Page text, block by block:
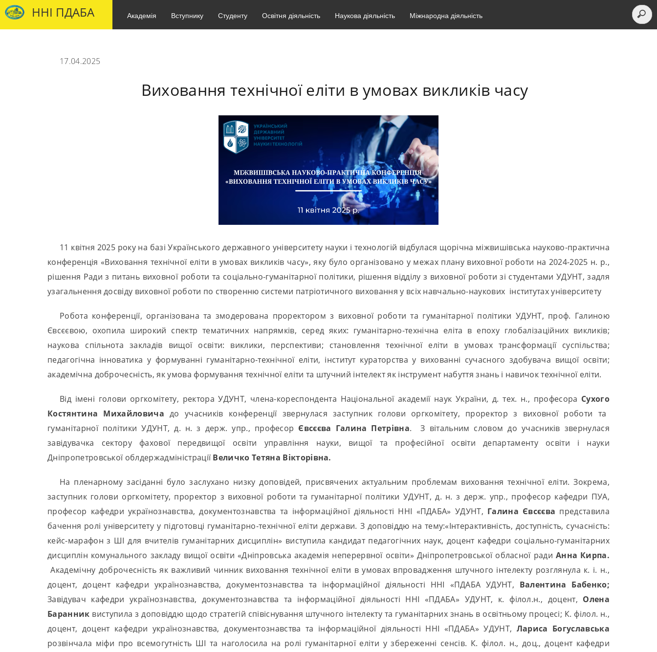
ННІ ПДАБА Академія Вступнику Студенту Освітня діяльність Наукова діяльність Міжнародна діяльність
17.04.2025
Виховання технічної еліти в умовах викликів часу
11 квітня 2025 року на базі Українського державного університету науки і технологій відбулася щорічна міжвишівська науково-практична
конференція «Виховання технічної еліти в умовах викликів часу», яку було організовано у межах плану виховної роботи на 2024-2025 н. р.,
рішення Ради з питань виховної роботи та соціально-гуманітарної політики, рішення відділу з виховної роботи зі студентами УДУНТ, задля
узагальнення досвіду виховної роботи по створенню системи патріотичного виховання у всіх навчально-наукових інститутах університету
Робота конференції, організована та змодерована проректором з виховної роботи та гуманітарної політики УДУНТ, проф. Галиною
Євсєєвою, охопила широкий спектр тематичних напрямків, серед яких: гуманітарно-технічна еліта в епоху глобалізаційних викликів;
наукова спільнота закладів вищої освіти: виклики, перспективи; становлення технічної еліти в умовах трансформації суспільства;
педагогічна інноватика у формуванні гуманітарно-технічної еліти, інститут кураторства у вихованні сучасного здобувача вищої освіти;
академічна доброчесність, як умова формування технічної еліти та штучний інтелект як інструмент набуття знань і навичок технічної еліти.
Від імені голови оргкомітету, ректора УДУНТ, члена-кореспондента Національної академії наук України, д. тех. н., професора Сухого
Костянтина Михайловича до учасників конференції звернулася заступник голови оргкомітету, проректор з виховної роботи та
гуманітарної політики УДУНТ, д. н. з держ. упр., професор Євсєєва Галина Петрівна. З вітальним словом до учасників звернулася
завідувачка сектору фахової передвищої освіти управління науки, вищої та професійної освіти департаменту освіти і науки
Дніпропетровської облдержадміністрації Величко Тетяна Вікторівна.
На пленарному засіданні було заслухано низку доповідей, присвячених актуальним проблемам виховання технічної еліти. Зокрема,
заступник голови оргкомітету, проректор з виховної роботи та гуманітарної політики УДУНТ, д. н. з держ. упр., професор кафедри ПУА,
професор кафедри українознавства, документознавства та інформаційної діяльності ННІ «ПДАБА» УДУНТ, Галина Євсєєва представила
бачення ролі університету у підготовці гуманітарно-технічної еліти держави. З доповіддю на тему:«Інтерактивність, доступність, сучасність:
кейс-марафон з ШІ для вчителів гуманітарних дисциплін» виступила кандидат педагогічних наук, доцент кафедри соціально-гуманітарних
дисциплін комунального закладу вищої освіти «Дніпровська академія неперервної освіти» Дніпропетровської обласної ради Анна Кирпа.
Академічну доброчесність як важливий чинник виховання технічної еліти в умовах впровадження штучного інтелекту розглянула к. і. н.,
доцент, доцент кафедри українознавства, документознавства та інформаційної діяльності ННІ «ПДАБА УДУНТ, Валентина Бабенко;
Завідувач кафедри українознавства, документознавства та інформаційної діяльності ННІ «ПДАБА» УДУНТ, к. філол.н., доцент, Олена
Баранник виступила з доповіддю щодо стратегій співіснування штучного інтелекту та гуманітарних знань в освітньому процесі; К. філол. н.,
доцент, доцент кафедри українознавства, документознавства та інформаційної діяльності ННІ «ПДАБА» УДУНТ, Лариса Богуславська
розвінчала міфи про всемогутність ШІ та наголосила на ролі гуманітарної еліти у збереженні сенсів. К. філол. н., доц., доцент кафедри